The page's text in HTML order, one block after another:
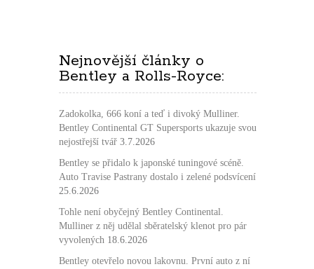
je
kontrolovaný
chaos:
driftuje
s
Supersports
přímo
v
Crewe
Nejnovější články o
Bentley a Rolls-Royce:
Zadokolka, 666 koní a teď i divoký Mulliner.
Bentley Continental GT Supersports ukazuje svou
nejostřejší tvář 3.7.2026
Bentley se přidalo k japonské tuningové scéně.
Auto Travise Pastrany dostalo i zelené podsvícení
25.6.2026
Tohle není obyčejný Bentley Continental.
Mulliner z něj udělal sběratelský klenot pro pár
vyvolených 18.6.2026
Bentley otevřelo novou lakovnu. První auto z ní